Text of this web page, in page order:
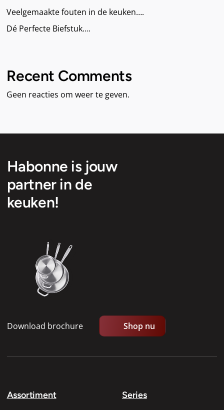
Veelgemaakte fouten in de keuken….
Dé Perfecte Biefstuk….
Recent Comments
Geen reacties om weer te geven.
Habonne is jouw
partner in de
keuken!
Download brochure Shop nu
Assortiment Series